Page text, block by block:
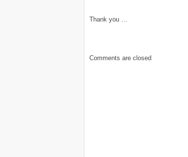
Thank you …
Comments are closed